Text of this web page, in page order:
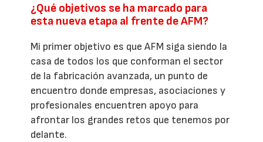
¿Qué objetivos se ha marcado para
esta nueva etapa al frente de AFM?
Mi primer objetivo es que AFM siga siendo la
casa de todos los que conforman el sector
de la fabricación avanzada, un punto de
encuentro donde empresas, asociaciones y
profesionales encuentren apoyo para
afrontar los grandes retos que tenemos por
delante.